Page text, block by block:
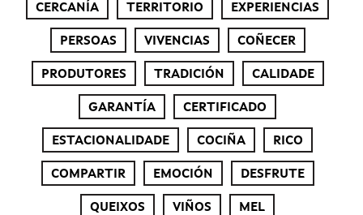
CERCANÍA TERRITORIO EXPERIENCIAS
PERSOAS VIVENCIAS COÑECER
PRODUTORES TRADICIÓN CALIDADE
GARANTÍA CERTIFICADO
ESTACIONALIDADE COCIÑA RICO
COMPARTIR EMOCIÓN DESFRUTE
QUEIXOS VIÑOS MEL